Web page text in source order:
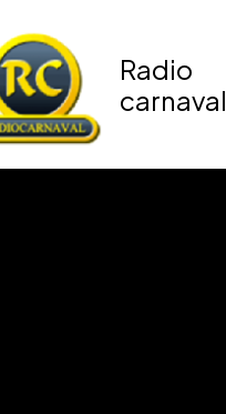
Radio
carnaval